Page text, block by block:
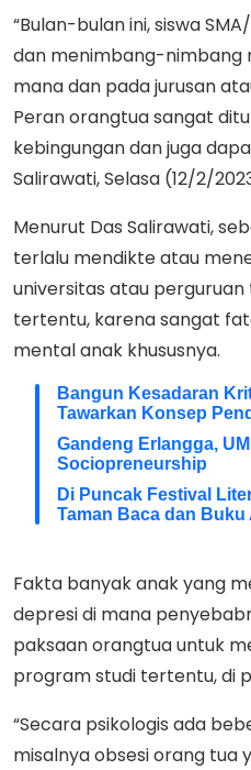
“Bulan-bulan ini, siswa
dan menimbang-nimbang
mana dan pada jurusan
Peran orangtua sangat
kebingungan dan juga
Salirawati, Selasa (12/2/
Menurut Das Salirawati,
terlalu mendikte atau
universitas atau perguruan
tertentu, karena sangat
mental anak khususnya.
Bangun Kesadaran
Tawarkan Konsep
Gandeng Erlangga,
Sociopreneurship
Di Puncak Festival
Taman Baca dan
Fakta banyak anak yang
depresi di mana
paksaan orangtua untuk
program studi tertentu, di
“Secara psikologis ada
misalnya obsesi orang tua